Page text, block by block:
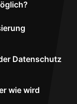
Datenschutz
wie wird